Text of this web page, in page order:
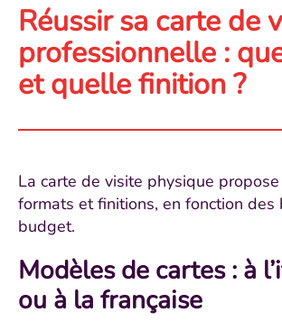
Réussir sa carte de
professionnelle :
et quelle finition ?
La carte de visite physique
formats et finitions, en fonction des
budget.
Modèles de cartes : à
ou à la française